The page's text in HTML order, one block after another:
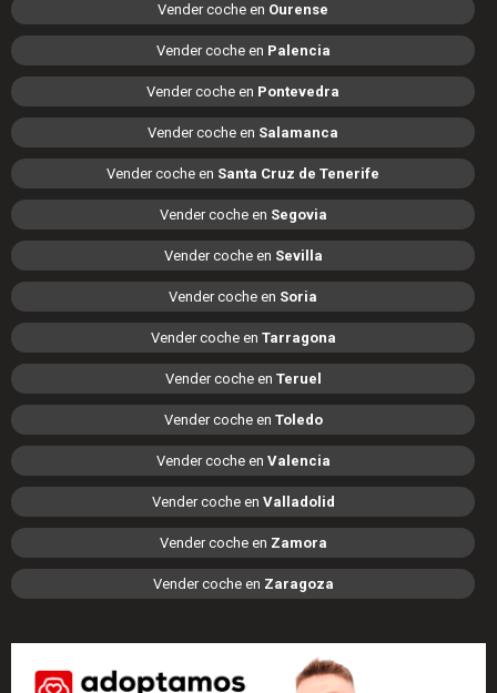
Vender coche en Ourense
Vender coche en Palencia
Vender coche en Pontevedra
Vender coche en Salamanca
Vender coche en Santa Cruz de Tenerife
Vender coche en Segovia
Vender coche en Sevilla
Vender coche en Soria
Vender coche en Tarragona
Vender coche en Teruel
Vender coche en Toledo
Vender coche en Valencia
Vender coche en Valladolid
Vender coche en Zamora
Vender coche en Zaragoza